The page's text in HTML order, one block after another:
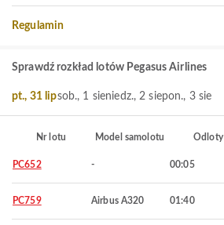
Regulamin
Sprawdź rozkład lotów Pegasus Airlines
pt., 31 lipsob., 1 sieniedz., 2 siepon., 3 sie
Nr lotu Model samolotu Odloty
PC652 - 00:05
PC759 Airbus A320 01:40